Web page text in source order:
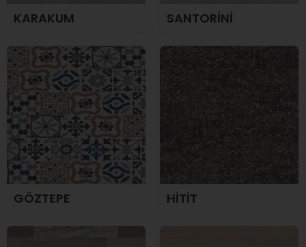
KARAKUM SANTORİNİ
GÖZTEPE HİTİT